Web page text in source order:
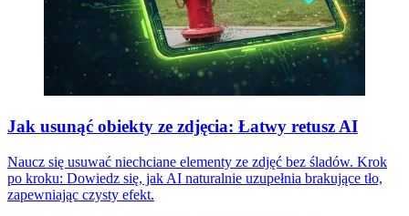
Jak usunąć obiekty ze zdjęcia: Łatwy retusz AI
Naucz się usuwać niechciane elementy ze zdjęć bez śladów. Krok
po kroku: Dowiedz się, jak AI naturalnie uzupełnia brakujące tło,
zapewniając czysty efekt.